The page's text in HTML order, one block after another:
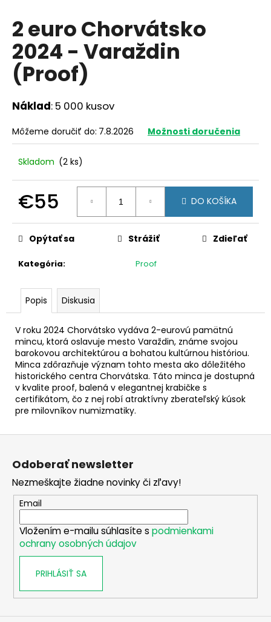
2 euro Chorvátsko
2024 - Varaždin
(Proof)
Náklad: 5 000 kusov
Môžeme doručiť do: 7.8.2026 Možnosti doručenia
Skladom (2 ks)
€55
cena:
DO KOŠÍKA
Kategória: Proof
Opýtať sa Strážiť Zdieľať
Popis Diskusia
V roku 2024 Chorvátsko vydáva 2-eurovú pamätnú
mincu, ktorá oslavuje mesto Varaždin, známe svojou
barokovou architektúrou a bohatou kultúrnou históriou.
Minca zdôrazňuje význam tohto mesta ako dôležitého
historického centra Chorvátska. Táto minca je dostupná
v kvalite proof, balená v elegantnej krabičke s
certifikátom, čo z nej robí atraktívny zberateľský kúsok
pre milovníkov numizmatiky.
j
s
ť
?
O
d
p
o
ú
e
2
EURO
LUXEMBURSKO
2026
-
CENA
KAROLA
VEĽKÉHO
(BU)
Z
Odoberať newsletter
Nezmeškajte žiadne novinky či zľavy!
Email
Vložením e-mailu súhlasíte s podmienkami
ochrany osobných údajov
PRIHLÁSIŤ SA